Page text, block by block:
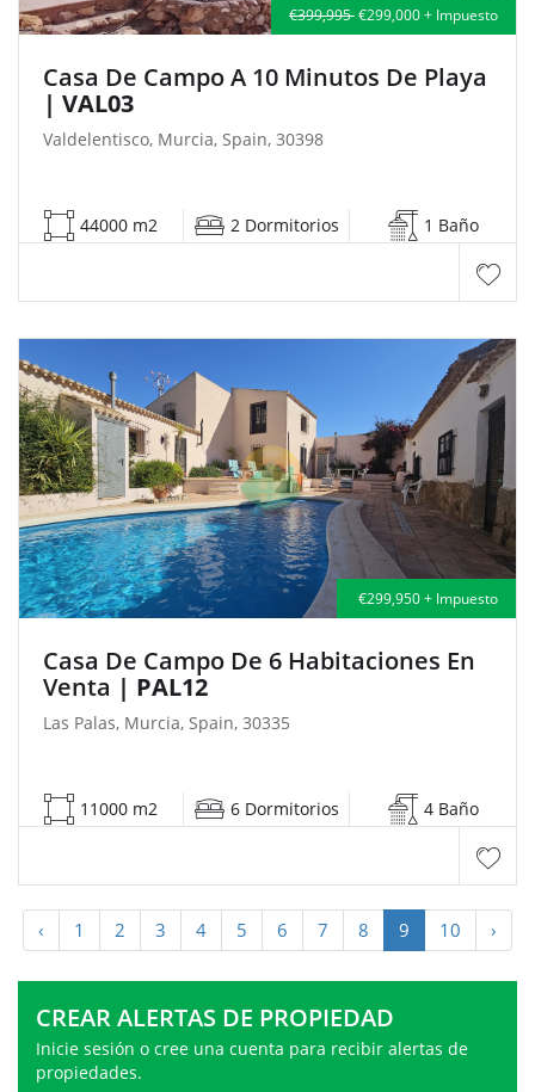
€399,995€299,000 + Impuesto
Casa De Campo A 10 Minutos De Playa
| VAL03
Valdelentisco, Murcia, Spain, 30398
44000 m2 2 Dormitorios 1 Baño
€299,950 + Impuesto
Casa De Campo De 6 Habitaciones En
Venta | PAL12
Las Palas, Murcia, Spain, 30335
11000 m2 6 Dormitorios 4 Baño
‹ 1 2 3 4 5 6 7 8 9 10 ›
CREAR ALERTAS DE PROPIEDAD
Inicie sesión o cree una cuenta para recibir alertas de
propiedades.